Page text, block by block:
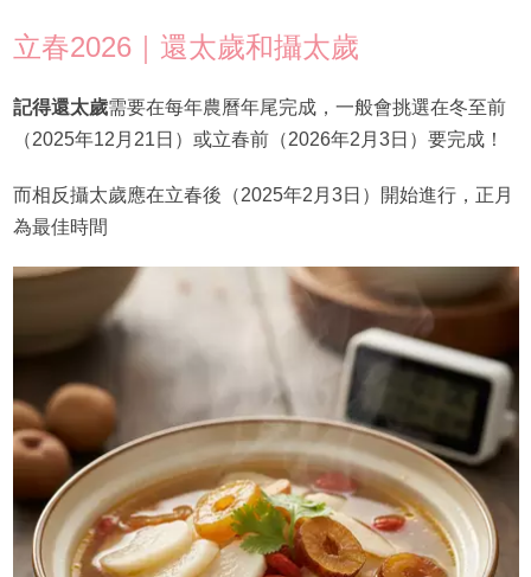
立春2026｜還太歲和攝太歲
記得還太歲需要在每年農曆年尾完成，一般會挑選在冬至前
（2025年12月21日）或立春前（2026年2月3日）要完成！
而相反攝太歲應在立春後（2025年2月3日）開始進行，正月
為最佳時間